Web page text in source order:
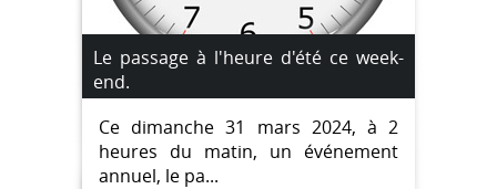
Le passage à l'heure d'été ce week-
end.
Ce dimanche 31 mars 2024, à 2
heures du matin, un événement
annuel, le pa...